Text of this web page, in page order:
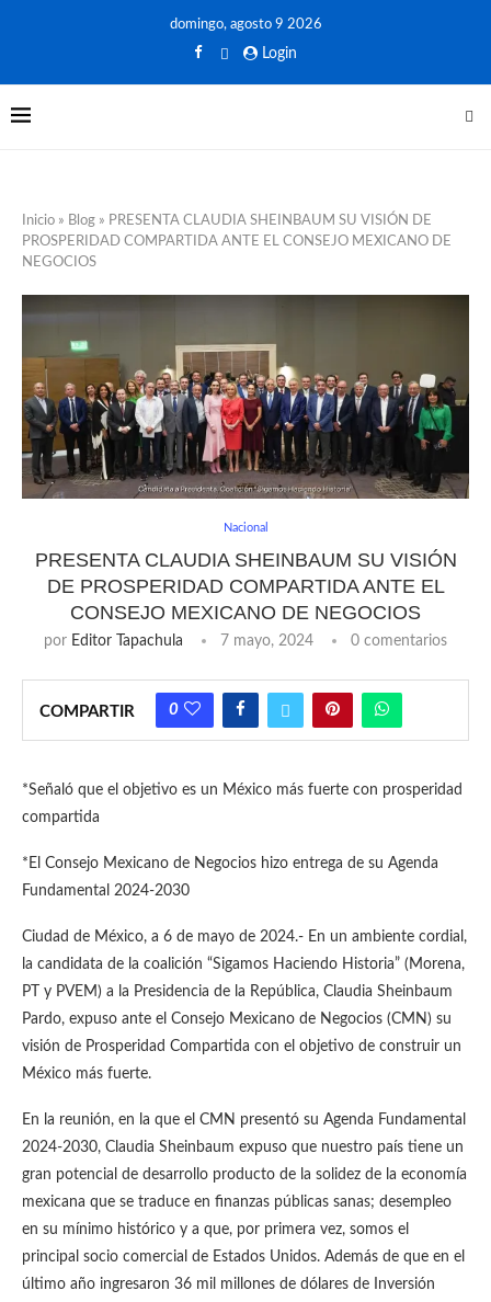
domingo, agosto 9 2026
Login
Inicio » Blog » PRESENTA CLAUDIA SHEINBAUM SU VISIÓN DE
PROSPERIDAD COMPARTIDA ANTE EL CONSEJO MEXICANO DE
NEGOCIOS
Nacional
PRESENTA CLAUDIA SHEINBAUM SU VISIÓN
DE PROSPERIDAD COMPARTIDA ANTE EL
CONSEJO MEXICANO DE NEGOCIOS
por Editor Tapachula 7 mayo, 2024 0 comentarios
COMPARTIR 0
*Señaló que el objetivo es un México más fuerte con prosperidad
compartida
*El Consejo Mexicano de Negocios hizo entrega de su Agenda
Fundamental 2024-2030
Ciudad de México, a 6 de mayo de 2024.- En un ambiente cordial,
la candidata de la coalición “Sigamos Haciendo Historia” (Morena,
PT y PVEM) a la Presidencia de la República, Claudia Sheinbaum
Pardo, expuso ante el Consejo Mexicano de Negocios (CMN) su
visión de Prosperidad Compartida con el objetivo de construir un
México más fuerte.
En la reunión, en la que el CMN presentó su Agenda Fundamental
2024-2030, Claudia Sheinbaum expuso que nuestro país tiene un
gran potencial de desarrollo producto de la solidez de la economía
mexicana que se traduce en finanzas públicas sanas; desempleo
en su mínimo histórico y a que, por primera vez, somos el
principal socio comercial de Estados Unidos. Además de que en el
último año ingresaron 36 mil millones de dólares de Inversión